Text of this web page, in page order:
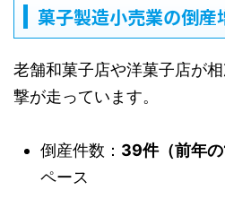
菓子製造小売業の倒産
老舗和菓子店や洋菓子店が
撃が走っています。
倒産件数： 39件（前年の
ペース